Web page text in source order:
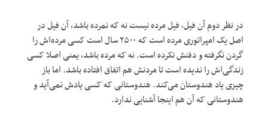
در نظر دوم آن فیل، فیل مرده نیست نه که نمرده باشد، آن فیل در
اصل یک امپراتوری مرده است که ۲۵۰۰ سال است کسی مرده‌اش را
گردن نگرفته و دفنش نکرده است. نه که مرده باشد، یعنی اصلا کسی
زندگی‌اش را ندیده است تا مردنش هم اتفاق افتاده باشد. اما باز
چیزی یاد هندوستان می‌کند. هندوستانی که کسی یادش نمی‌آید و
هندوستانی که آن هم اینجا آشنایی ندارد.